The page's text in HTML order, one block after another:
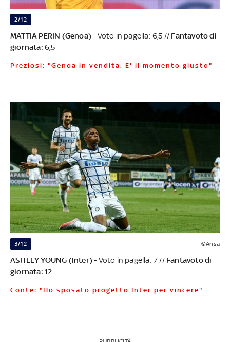
2/12
MATTIA PERIN (Genoa)- Voto in pagella: 6,5 // Fantavoto di
giornata: 6,5
Preziosi: "Genoa in vendita. E' il momento giusto"
3/12 ©Ansa
ASHLEY YOUNG (Inter)- Voto in pagella: 7 // Fantavoto di
giornata: 12
Conte: "Ho sposato progetto Inter per vincere"